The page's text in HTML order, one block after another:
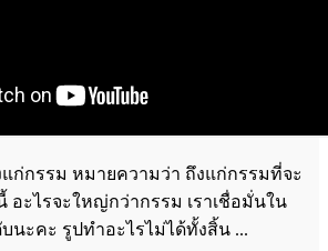
ก่กรรม หมายความว่า ถึงแก่กรรมที่จะ
ะไรจะใหญ่กว่ากรรม เราเชื่อมั่นใน
นะคะ รูปทำอะไรไม่ได้ทั้งสิ้น ...